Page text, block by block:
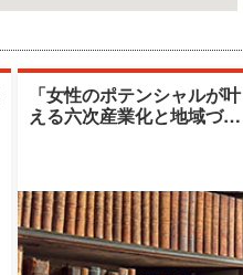
「女性のポテンシャルが叶
える六次産業化と地域づく